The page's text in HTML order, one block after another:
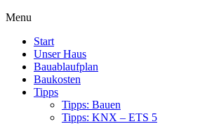
Menu
Start
Unser Haus
Bauablaufplan
Baukosten
Tipps
Tipps: Bauen
Tipps: KNX – ETS 5